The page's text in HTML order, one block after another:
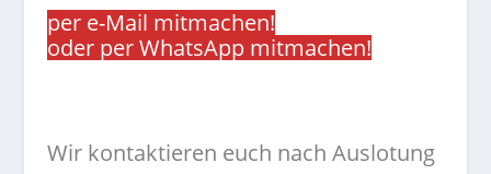
per e-Mail mitmachen!
oder per WhatsApp mitmachen!
Wir kontaktieren euch nach Auslotung